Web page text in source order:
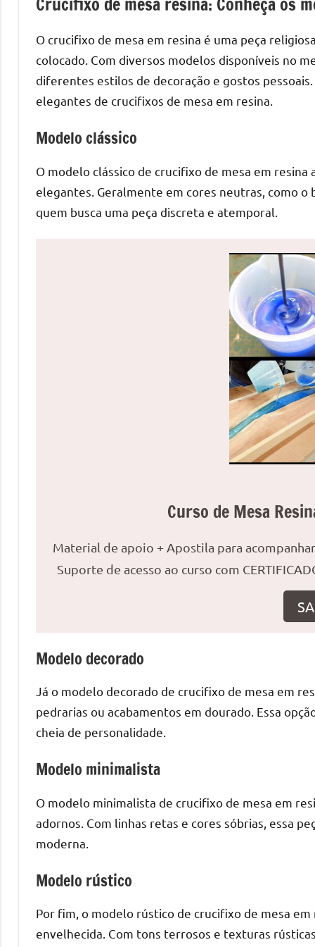
de
jantar
de
resina
mesas
cascata
resinadas.
esteja
à
procura
de
uma
mesa
redonda
para
reuniões
ou
uma
mesa
para
lugares,
para
únicas.
Nosso
apresentar
O crucifixo de mesa em resina é uma peça
colocado. Com diversos modelos disponíveis no
diferentes estilos de decoração e gostos
elegantes de crucifixos de mesa em resina.
Modelo clássico
O modelo clássico de crucifixo de mesa em
elegantes. Geralmente em cores neutras, como
quem busca uma peça discreta e atemporal.
Curso de Mesa
Material de apoio + Apostila para
Suporte de acesso ao curso com
Modelo decorado
Já o modelo decorado de crucifixo de mesa em
pedrarias ou acabamentos em dourado. Essa
cheia de personalidade.
Modelo minimalista
O modelo minimalista de crucifixo de mesa em
adornos. Com linhas retas e cores sóbrias, essa
moderna.
Modelo rústico
Por fim, o modelo rústico de crucifixo de mesa
envelhecida. Com tons terrosos e texturas